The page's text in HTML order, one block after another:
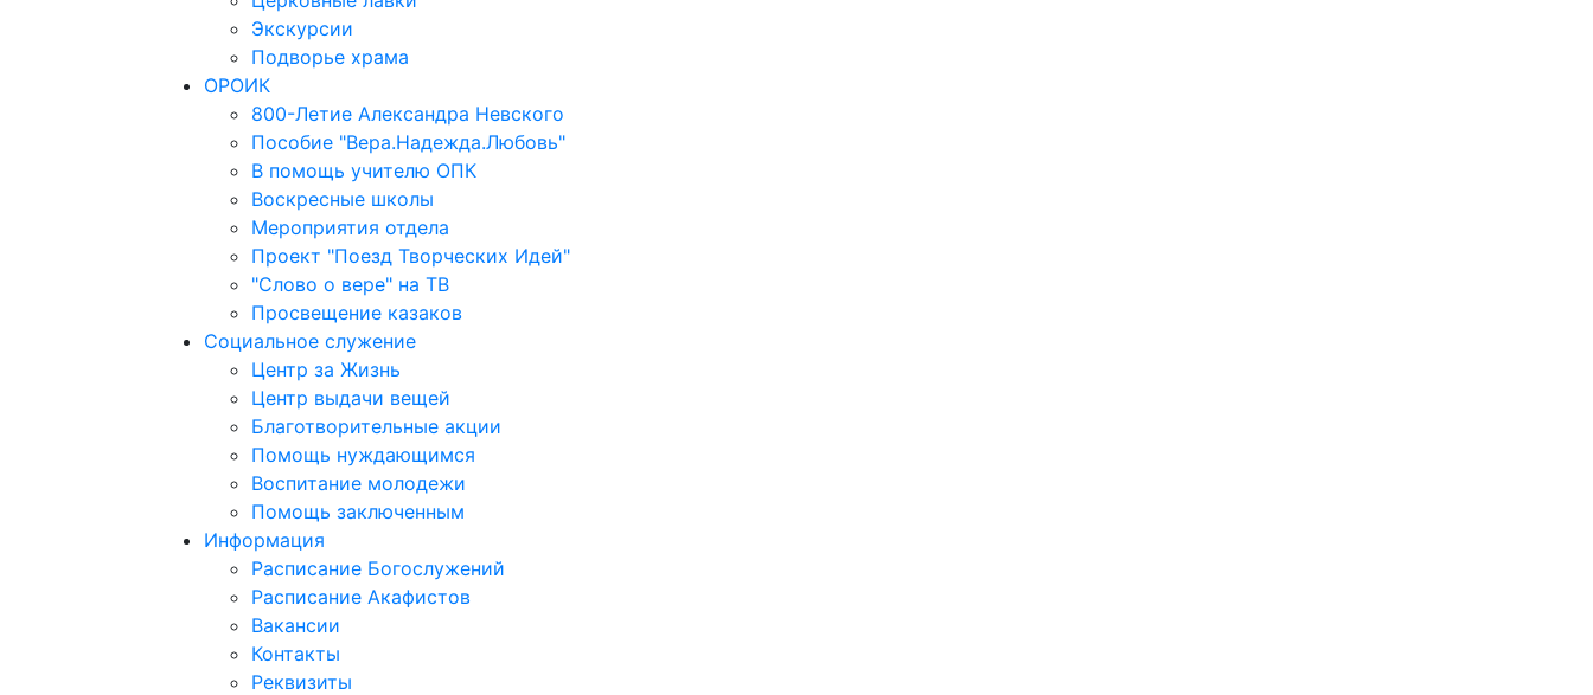
Экскурсии
Подворье храма
ОРОИК
800-Летие Александра Невского
Пособие "Вера.Надежда.Любовь"
В помощь учителю ОПК
Воскресные школы
Мероприятия отдела
Проект "Поезд Творческих Идей"
"Слово о вере" на ТВ
Просвещение казаков
Социальное служение
Центр за Жизнь
Центр выдачи вещей
Благотворительные акции
Помощь нуждающимся
Воспитание молодежи
Помощь заключенным
Информация
Расписание Богослужений
Расписание Акафистов
Вакансии
Контакты
Реквизиты